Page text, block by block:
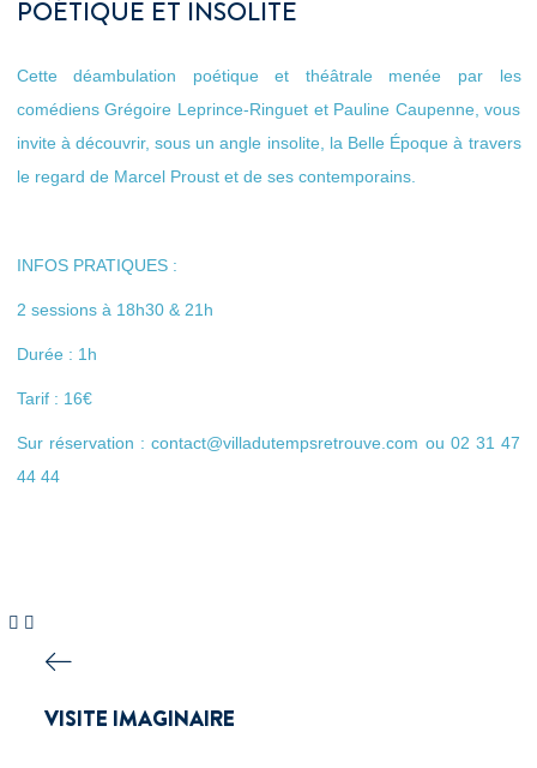
POÉTIQUE ET INSOLITE
Cette déambulation poétique et théâtrale menée par les
comédiens Grégoire Leprince-Ringuet et Pauline Caupenne, vous
invite à découvrir, sous un angle insolite, la Belle Époque à travers
le regard de Marcel Proust et de ses contemporains.
INFOS PRATIQUES :
2 sessions à 18h30 & 21h
Durée : 1h
Tarif : 16€
Sur réservation : contact@villadutempsretrouve.com ou 02 31 47
44 44
VISITE IMAGINAIRE